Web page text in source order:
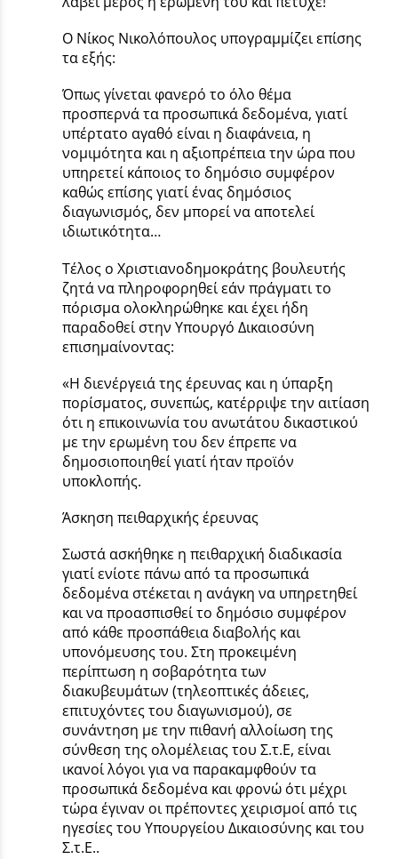
Ο Νίκος Νικολόπουλος υπογραμμίζει επίσης
τα εξής:
Όπως γίνεται φανερό το όλο θέμα
προσπερνά τα προσωπικά δεδομένα, γιατί
υπέρτατο αγαθό είναι η διαφάνεια, η
νομιμότητα και η αξιοπρέπεια την ώρα που
υπηρετεί κάποιος το δημόσιο συμφέρον
καθώς επίσης γιατί ένας δημόσιος
διαγωνισμός, δεν μπορεί να αποτελεί
ιδιωτικότητα…
Τέλος ο Χριστιανοδημοκράτης βουλευτής
ζητά να πληροφορηθεί εάν πράγματι το
πόρισμα ολοκληρώθηκε και έχει ήδη
παραδοθεί στην Υπουργό Δικαιοσύνη
επισημαίνοντας:
«Η διενέργειά της έρευνας και η ύπαρξη
πορίσματος, συνεπώς, κατέρριψε την αιτίαση
ότι η επικοινωνία του ανωτάτου δικαστικού
με την ερωμένη του δεν έπρεπε να
δημοσιοποιηθεί γιατί ήταν προϊόν
υποκλοπής.
Άσκηση πειθαρχικής έρευνας
Σωστά ασκήθηκε η πειθαρχική διαδικασία
γιατί ενίοτε πάνω από τα προσωπικά
δεδομένα στέκεται η ανάγκη να υπηρετηθεί
και να προασπισθεί το δημόσιο συμφέρον
από κάθε προσπάθεια διαβολής και
υπονόμευσης του. Στη προκειμένη
περίπτωση η σοβαρότητα των
διακυβευμάτων (τηλεοπτικές άδειες,
επιτυχόντες του διαγωνισμού), σε
συνάντηση με την πιθανή αλλοίωση της
σύνθεση της ολομέλειας του Σ.τ.Ε, είναι
ικανοί λόγοι για να παρακαμφθούν τα
προσωπικά δεδομένα και φρονώ ότι μέχρι
τώρα έγιναν οι πρέποντες χειρισμοί από τις
ηγεσίες του Υπουργείου Δικαιοσύνης και του
Σ.τ.Ε..